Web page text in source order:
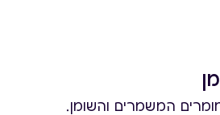
המשמרים והשומן.